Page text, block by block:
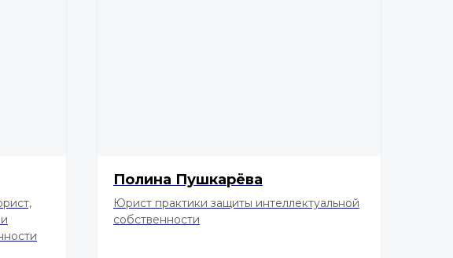
Полина Пушкарёва
Юрист практики защиты интеллектуальной
собственности